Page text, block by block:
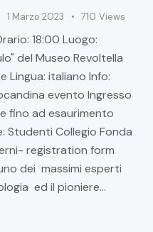
1 Marzo 2023 710 Views
18:00 Luogo:
del Museo Revoltella
Lingua: italiano Info:
evento Ingresso
fino ad esaurimento
Studenti Collegio Fonda
registration form
dei massimi esperti
ed il pioniere…